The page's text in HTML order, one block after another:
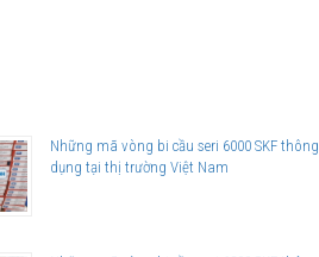
Những mã vòng bi cầu seri 6000 SKF thông
dụng tại thị trường Việt Nam